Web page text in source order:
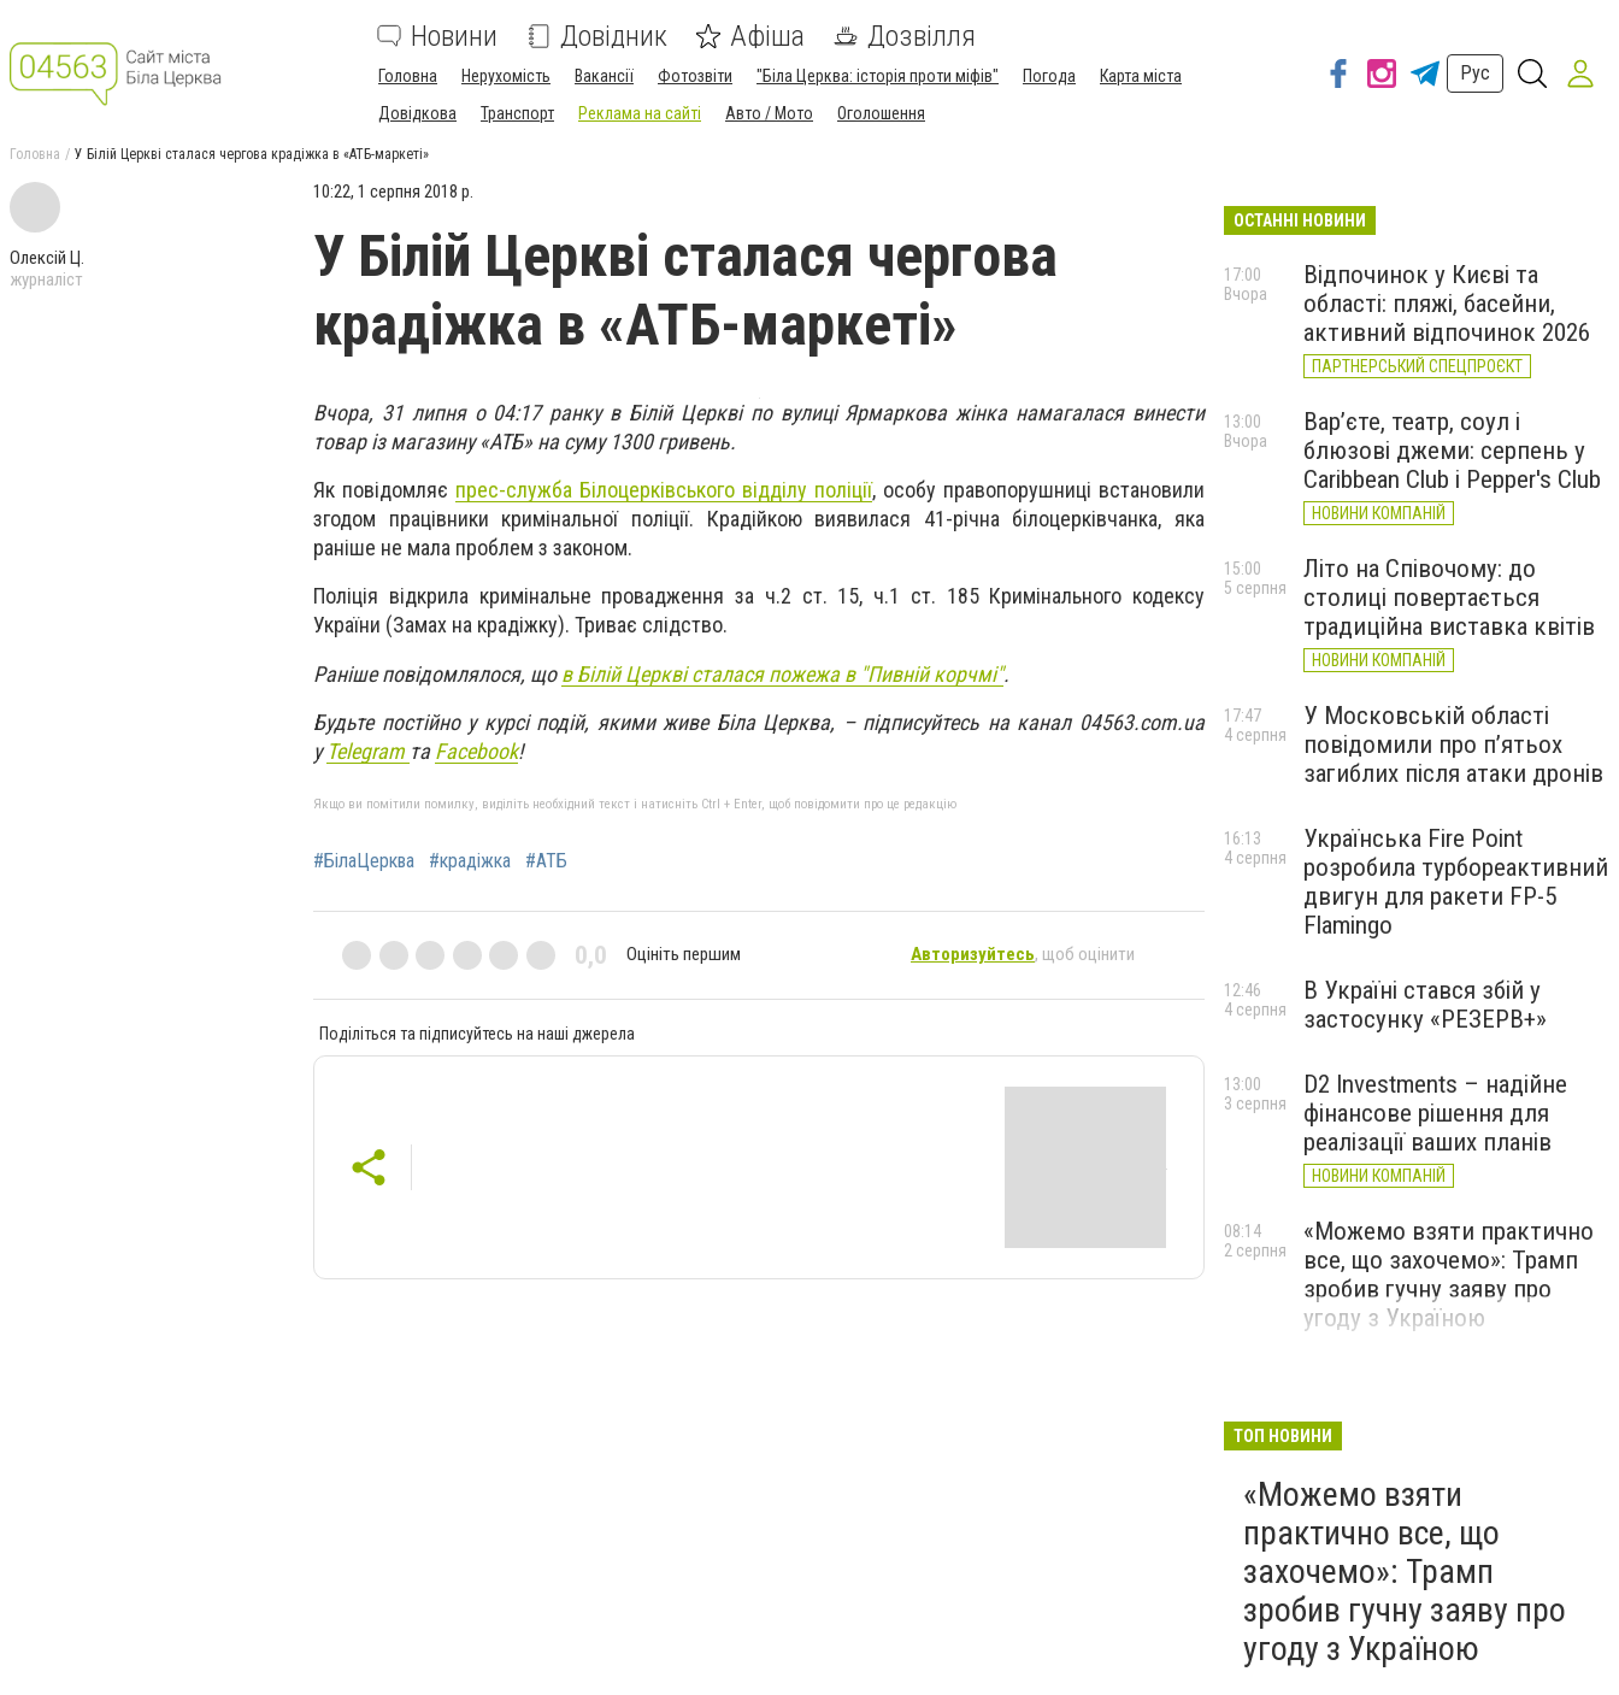
Новини Довідник Афіша Дозвілля
Головна Нерухомість Вакансії Фотозвіти "Біла Церква: історія проти міфів" Погода
Карта міста
Довідкова
Транспорт Реклама на сайті Авто / Мото Оголошення
Рус
Головна У Білій Церкві сталася чергова крадіжка в «АТБ-маркеті»
Олексій Ц.
журналіст
10:22, 1 серпня 2018 р.
У Білій Церкві сталася чергова
крадіжка в «АТБ-маркеті»
Вчора, 31 липня о 04:17 ранку в Білій Церкві по вулиці Ярмаркова жінка намагалася винести
товар із магазину «АТБ» на суму 1300 гривень.
Як повідомляє прес-служба Білоцерківського відділу поліції, особу правопорушниці встановили
згодом працівники кримінальної поліції. Крадійкою виявилася 41-річна білоцерківчанка, яка
раніше не мала проблем з законом.
Поліція відкрила кримінальне провадження за ч.2 ст. 15, ч.1 ст. 185 Кримінального кодексу
України (Замах на крадіжку). Триває слідство.
Раніше повідомлялося, щов Білій Церкві сталася пожежа в "Пивній корчмі".
Будьте постійно у курсі подій, якими живе Біла Церква, – підписуйтесь на канал 04563.com.ua
уTelegram таFacebook!
Якщо ви помітили помилку, виділіть необхідний текст і натисніть Ctrl + Enter, щоб повідомити про це редакцію
#БілаЦерква #крадіжка #АТБ
0,0 Оцініть першим Авторизуйтесь, щоб оцінити
Поділіться та підписуйтесь на наші джерела
ОСТАННІ НОВИНИ
Відпочинок у Києві та
області: пляжі, басейни,
активний відпочинок 2026
ПАРТНЕРСЬКИЙ СПЕЦПРОЄКТ
17:00
Вчора
Вар’єте, театр, соул і
блюзові джеми: серпень у
Caribbean Club і Pepper's Club
НОВИНИ КОМПАНІЙ
13:00
Вчора
Літо на Співочому: до
столиці повертається
традиційна виставка квітів
НОВИНИ КОМПАНІЙ
15:00
5 серпня
У Московській області
повідомили про п’ятьох
загиблих після атаки дронів
17:47
4 серпня
Українська Fire Point
розробила турбореактивний
двигун для ракети FP-5
Flamingo
16:13
4 серпня
В Україні стався збій у
застосунку «РЕЗЕРВ+»
12:46
4 серпня
D2 Investments – надійне
фінансове рішення для
реалізації ваших планів
НОВИНИ КОМПАНІЙ
13:00
3 серпня
«Можемо взяти практично
все, що захочемо»: Трамп
зробив гучну заяву про
угоду з Україною
08:14
2 серпня
ТОП НОВИНИ
«Можемо взяти
практично все, що
захочемо»: Трамп
зробив гучну заяву про
угоду з Україною